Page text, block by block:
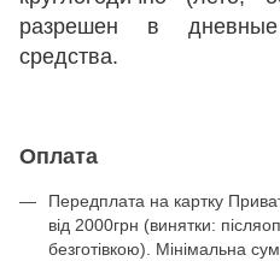
разрешен в
средства.
Оплата
Передплата на картку
від 2000грн (винятки:
безготівкою). Мінімальна